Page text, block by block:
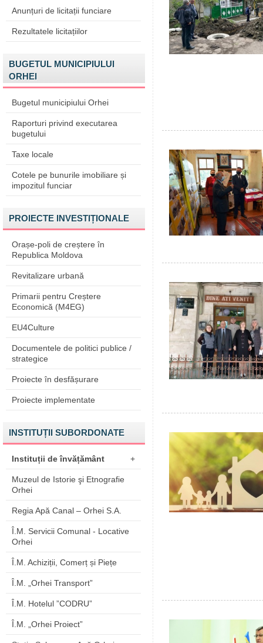
Anunțuri de licitații funciare
Rezultatele licitațiilor
BUGETUL MUNICIPIULUI
ORHEI
Bugetul municipiului Orhei
Raporturi privind executarea
bugetului
Taxe locale
Cotele pe bunurile imobiliare și
impozitul funciar
PROIECTE INVESTIȚIONALE
Orașe-poli de creștere în
Republica Moldova
Revitalizare urbană
Primarii pentru Creștere
Economică (M4EG)
EU4Culture
Documentele de politici publice /
strategice
Proiecte în desfășurare
Proiecte implementate
INSTITUȚII SUBORDONATE
Instituții de învățământ +
Muzeul de Istorie şi Etnografie
Orhei
Regia Apă Canal – Orhei S.A.
Î.M. Servicii Comunal - Locative
Orhei
Î.M. Achiziții, Comerț și Piețe
Î.M. „Orhei Transport”
Î.M. Hotelul ”CODRU”
Î.M. „Orhei Proiect”